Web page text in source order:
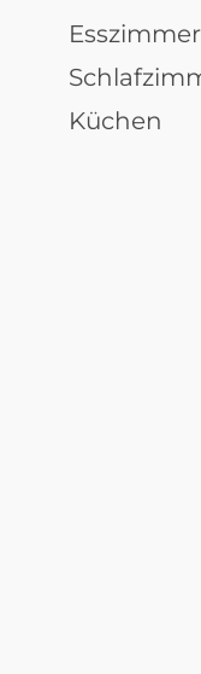
Esszimmer
Küchen